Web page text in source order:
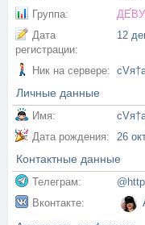
Группа:
Дата
регистрации:
12
Ник на сервере:
Личные данные
Имя:
Дата рождения:
26
Контактные данные
Телеграм:
Вконтакте: